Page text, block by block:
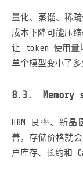
量化、蒸馏、稀
成本下降可能压
让 token 使用量
单个模型变小了多
HBM 良率、新
善，存储价格就
户库存、长约和